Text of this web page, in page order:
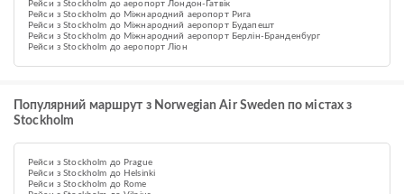
Рейси з Stockholm до аеропорт Лондон-Гатвік
Рейси з Stockholm до Міжнародний аеропорт Рига
Рейси з Stockholm до Міжнародний аеропорт Будапешт
Рейси з Stockholm до Міжнародний аеропорт Берлін-Бранденбург
Рейси з Stockholm до аеропорт Ліон
Популярний маршрут з Norwegian Air Sweden по містах з
Stockholm
Рейси з Stockholm до Prague
Рейси з Stockholm до Helsinki
Рейси з Stockholm до Rome